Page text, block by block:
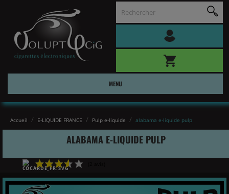
MENU
Accueil E-LIQUIDE FRANCE Pulp e-liquide alabama e-liquide pulp
ALABAMA E-LIQUIDE PULP